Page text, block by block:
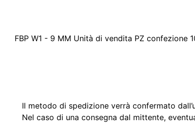
FBP W1 - 9 MM Unità di vendita PZ confezione
Il metodo di spedizione verrà confermato
Nel caso di una consegna dal mittente,